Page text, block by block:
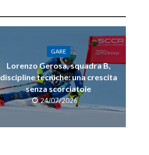
GARE
Lorenzo Gerosa, squadra B,
discipline tecniche: una crescita
senza scorciatoie
24/07/2026